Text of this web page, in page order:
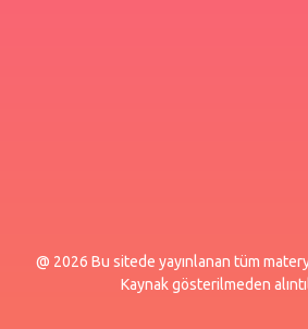
@ 2026 Bu sitede yayınlanan tüm
Kaynak gösterilmeden